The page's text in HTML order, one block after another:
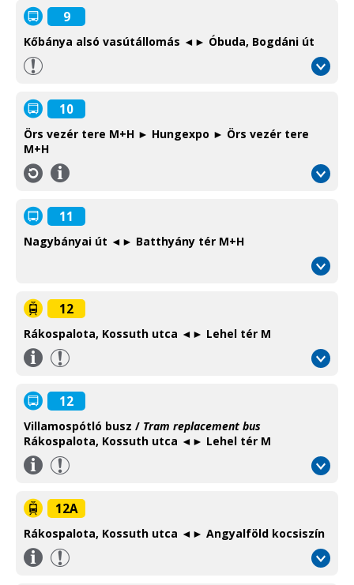
9
Kőbánya alsó vasútállomás ◄► Óbuda, Bogdáni út
10
Örs vezér tere M+H ► Hungexpo ► Örs vezér tere
M+H
Információ
Information
11
Nagybányai út ◄► Batthyány tér M+H
12
Rákospalota, Kossuth utca ◄► Lehel tér M
Információ
Information
12
Villamospótló busz / Tram replacement bus
Rákospalota, Kossuth utca ◄► Lehel tér M
Információ
Information
12A
Rákospalota, Kossuth utca ◄► Angyalföld kocsiszín
Információ